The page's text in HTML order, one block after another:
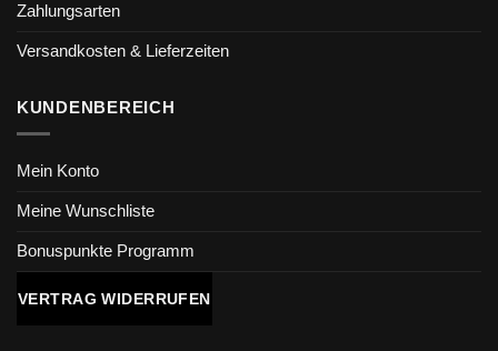
Zahlungsarten
Versandkosten & Lieferzeiten
KUNDENBEREICH
Mein Konto
Meine Wunschliste
Bonuspunkte Programm
VERTRAG WIDERRUFEN